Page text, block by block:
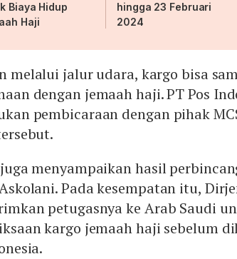
Biaya Hidup
Haji
hingga 23 Februari
2024
melalui jalur udara, kargo bisa
dengan jemaah haji. PT Pos
pembicaraan dengan pihak
menyampaikan hasil
Pada kesempatan itu,
petugasnya ke Arab Saudi
kargo jemaah haji sebelum